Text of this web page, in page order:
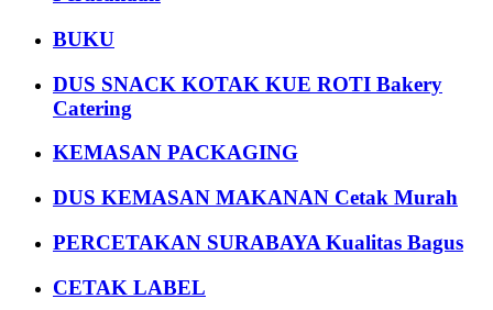
BUKU
DUS SNACK KOTAK KUE ROTI Bakery
Catering
KEMASAN PACKAGING
DUS KEMASAN MAKANAN Cetak Murah
PERCETAKAN SURABAYA Kualitas Bagus
CETAK LABEL